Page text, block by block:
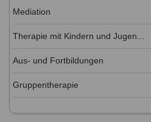
Mediation
Therapie mit Kindern und Jugen...
Aus- und Fortbildungen
Gruppentherapie